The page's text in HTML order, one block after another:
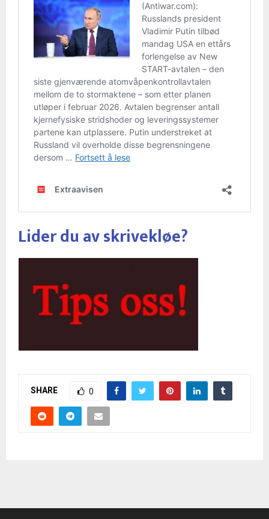
Lider du av skrivekløe?
SHARE 0